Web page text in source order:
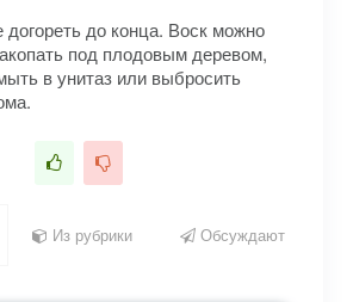
догореть до конца. Воск можно
под плодовым деревом,
в унитаз или выбросить
Из рубрики Обсуждают